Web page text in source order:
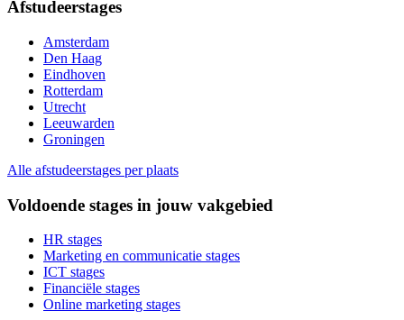
Afstudeerstages
Amsterdam
Den Haag
Eindhoven
Rotterdam
Utrecht
Leeuwarden
Groningen
Alle afstudeerstages per plaats
Voldoende stages in jouw vakgebied
HR stages
Marketing en communicatie stages
ICT stages
Financiële stages
Online marketing stages